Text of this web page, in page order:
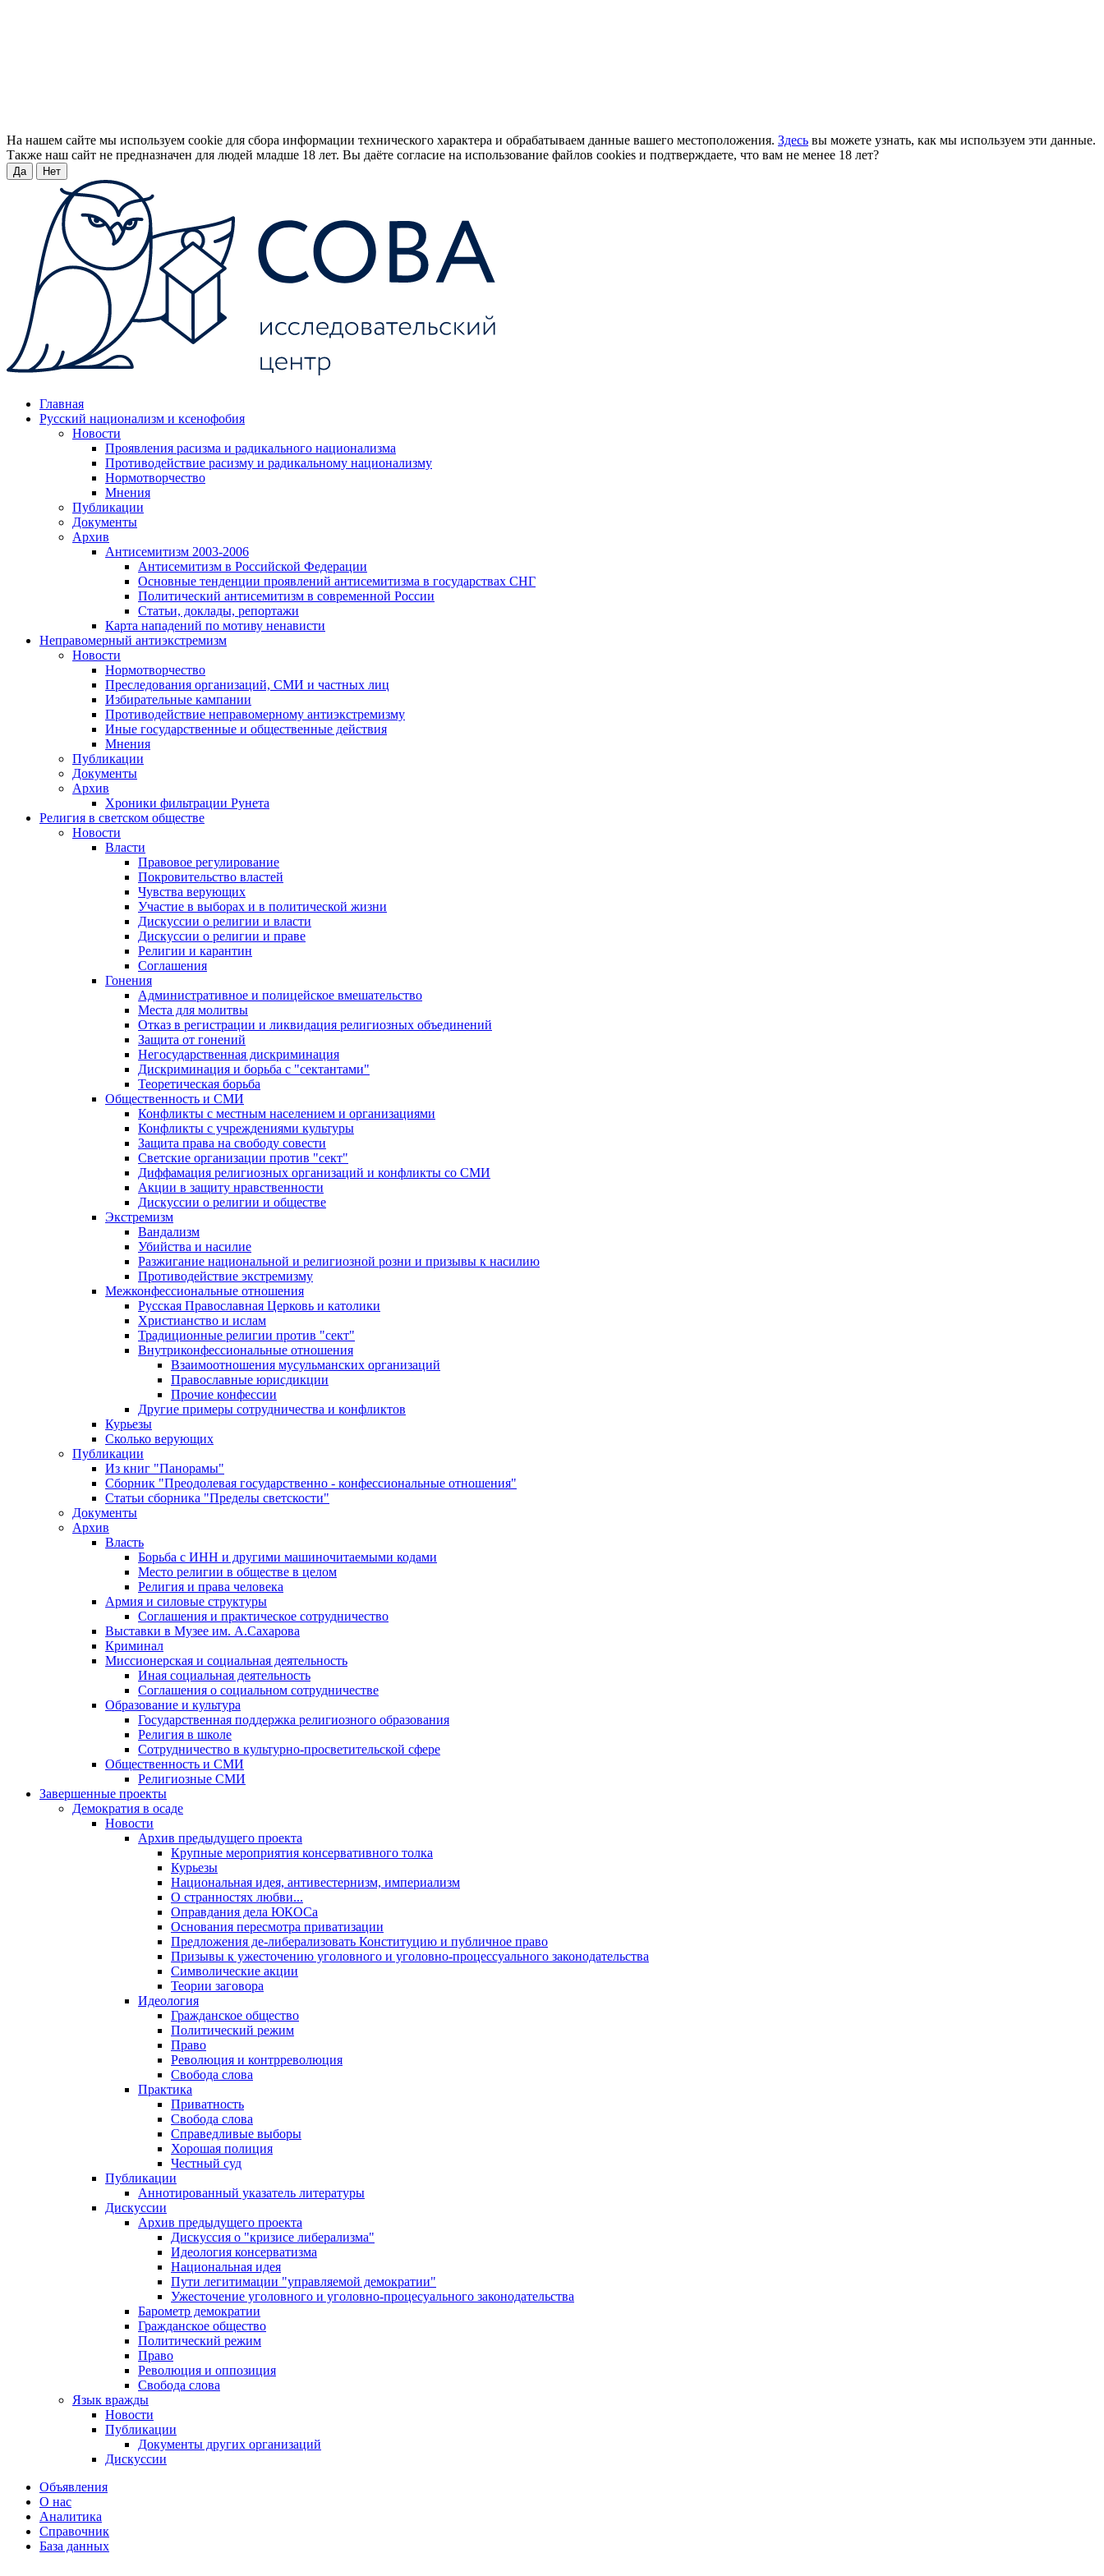
На нашем сайте мы используем cookie для сбора информации технического характера и обрабатываем данные вашего местоположения. Здесь вы можете узнать, как мы используем эти данные.
Также наш сайт не предназначен для людей младше 18 лет. Вы даёте согласие на использование файлов cookies и подтверждаете, что вам не менее 18 лет?
Да Нет
Главная
Русский национализм и ксенофобия
Новости
Проявления расизма и радикального национализма
Противодействие расизму и радикальному национализму
Нормотворчество
Мнения
Публикации
Документы
Архив
Антисемитизм 2003-2006
Антисемитизм в Российской Федерации
Основные тенденции проявлений антисемитизма в государствах СНГ
Политический антисемитизм в современной России
Статьи, доклады, репортажи
Карта нападений по мотиву ненависти
Неправомерный антиэкстремизм
Новости
Нормотворчество
Преследования организаций, СМИ и частных лиц
Избирательные кампании
Противодействие неправомерному антиэкстремизму
Иные государственные и общественные действия
Мнения
Публикации
Документы
Архив
Хроники фильтрации Рунета
Религия в светском обществе
Новости
Власти
Правовое регулирование
Покровительство властей
Чувства верующих
Участие в выборах и в политической жизни
Дискуссии о религии и власти
Дискуссии о религии и праве
Религии и карантин
Соглашения
Гонения
Административное и полицейское вмешательство
Места для молитвы
Отказ в регистрации и ликвидация религиозных объединений
Защита от гонений
Негосударственная дискриминация
Дискриминация и борьба с "сектантами"
Теоретическая борьба
Общественность и СМИ
Конфликты с местным населением и организациями
Конфликты с учреждениями культуры
Защита права на свободу совести
Светские организации против "сект"
Диффамация религиозных организаций и конфликты со СМИ
Акции в защиту нравственности
Дискуссии о религии и обществе
Экстремизм
Вандализм
Убийства и насилие
Разжигание национальной и религиозной розни и призывы к насилию
Противодействие экстремизму
Межконфессиональные отношения
Русская Православная Церковь и католики
Христианство и ислам
Традиционные религии против "сект"
Внутриконфессиональные отношения
Взаимоотношения мусульманских организаций
Православные юрисдикции
Прочие конфессии
Другие примеры сотрудничества и конфликтов
Курьезы
Сколько верующих
Публикации
Из книг "Панорамы"
Сборник "Преодолевая государственно - конфессиональные отношения"
Статьи сборника "Пределы светскости"
Документы
Архив
Власть
Борьба с ИНН и другими машиночитаемыми кодами
Место религии в обществе в целом
Религия и права человека
Армия и силовые структуры
Соглашения и практическое сотрудничество
Выставки в Музее им. А.Сахарова
Криминал
Миссионерская и социальная деятельность
Иная социальная деятельность
Соглашения о социальном сотрудничестве
Образование и культура
Государственная поддержка религиозного образования
Религия в школе
Сотрудничество в культурно-просветительской сфере
Общественность и СМИ
Религиозные СМИ
Завершенные проекты
Демократия в осаде
Новости
Архив предыдущего проекта
Крупные мероприятия консервативного толка
Курьезы
Национальная идея, антивестернизм, империализм
О странностях любви...
Оправдания дела ЮКОСа
Основания пересмотра приватизации
Предложения де-либерализовать Конституцию и публичное право
Призывы к ужесточению уголовного и уголовно-процессуального законодательства
Символические акции
Теории заговора
Идеология
Гражданское общество
Политический режим
Право
Революция и контрреволюция
Свобода слова
Практика
Приватность
Свобода слова
Справедливые выборы
Хорошая полиция
Честный суд
Публикации
Аннотированный указатель литературы
Дискуссии
Архив предыдущего проекта
Дискуссия о "кризисе либерализма"
Идеология консерватизма
Национальная идея
Пути легитимации "управляемой демократии"
Ужесточение уголовного и уголовно-процесуального законодательства
Барометр демократии
Гражданское общество
Политический режим
Право
Революция и оппозиция
Свобода слова
Язык вражды
Новости
Публикации
Документы других организаций
Дискуссии
Объявления
О нас
Аналитика
Справочник
База данных